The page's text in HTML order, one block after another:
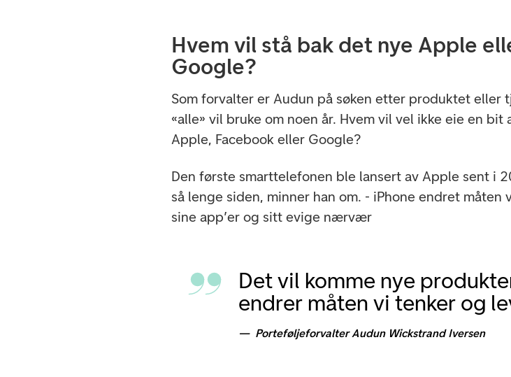
Hvem vil stå bak det nye Apple
Google?
Som forvalter er Audun på søken etter produktet eller
«alle» vil bruke om noen år. Hvem vil vel ikke eie en bit
Apple, Facebook eller Google?
Den første smarttelefonen ble lansert av Apple sent i
så lenge siden, minner han om. - iPhone endret måten
sine app’er og sitt evige nærvær
Det vil komme nye
endrer måten vi tenker og
Porteføljeforvalter Audun Wickstrand Iversen